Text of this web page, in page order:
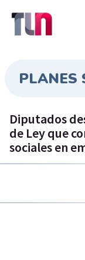
PLANES
Diputados
de Ley que
sociales en